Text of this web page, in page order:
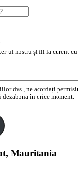
ul nostru și fii la curent
dvs., ne acordați
în orice moment.
Mauritania